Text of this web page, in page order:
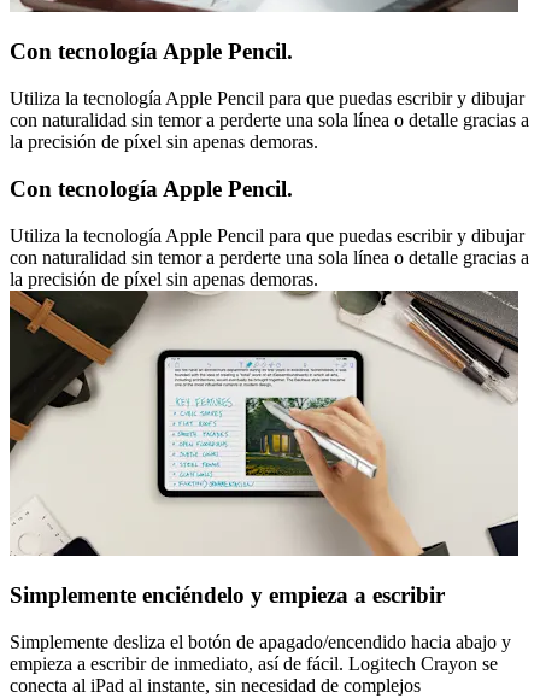
Con tecnología Apple Pencil.
Utiliza la tecnología Apple Pencil para que puedas escribir y dibujar
con naturalidad sin temor a perderte una sola línea o detalle gracias a
la precisión de píxel sin apenas demoras.
Con tecnología Apple Pencil.
Utiliza la tecnología Apple Pencil para que puedas escribir y dibujar
con naturalidad sin temor a perderte una sola línea o detalle gracias a
la precisión de píxel sin apenas demoras.
Simplemente enciéndelo y empieza a escribir
Simplemente desliza el botón de apagado/encendido hacia abajo y
empieza a escribir de inmediato, así de fácil. Logitech Crayon se
conecta al iPad al instante, sin necesidad de complejos